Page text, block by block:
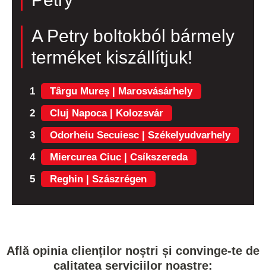
A Petry boltokból bármely
terméket kiszállítjuk!
1
Târgu Mureș | Marosvásárhely
2
Cluj Napoca | Kolozsvár
3
Odorheiu Secuiesc | Székelyudvarhely
4
Miercurea Ciuc | Csíkszereda
5
Reghin | Szászrégen
Află opinia clienților noștri și convinge-te de
calitatea serviciilor noastre: